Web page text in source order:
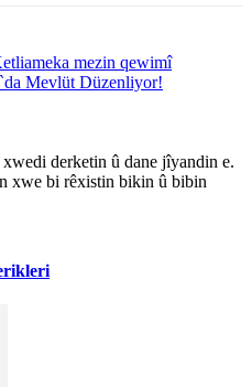
mezin qewimî
Mevlüt Düzenliyor!
derketin û dane jîyandin e.
xwe bi rêxistin bikin û bibin